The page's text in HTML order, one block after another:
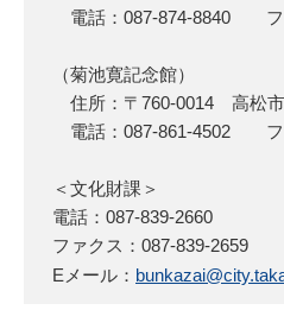
電話：087-874-8840 フ
（菊池寛記念館）
住所：〒760-0014 高松市
電話：087-861-4502 フ
＜文化財課＞
電話：087-839-2660
ファクス：087-839-2659
Eメール：